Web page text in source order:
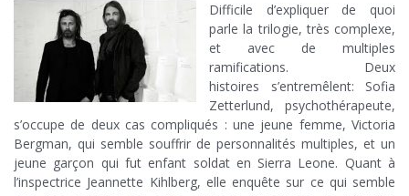
Difficile d’expliquer de quoi
parle la trilogie, très complexe,
et avec de multiples
ramifications. Deux
histoires s’entremêlent: Sofia
Zetterlund, psychothérapeute,
s’occupe de deux cas compliqués : une jeune femme, Victoria
Bergman, qui semble souffrir de personnalités multiples, et un
jeune garçon qui fut enfant soldat en Sierra Leone. Quant à
l’inspectrice Jeannette Kihlberg, elle enquête sur ce qui semble